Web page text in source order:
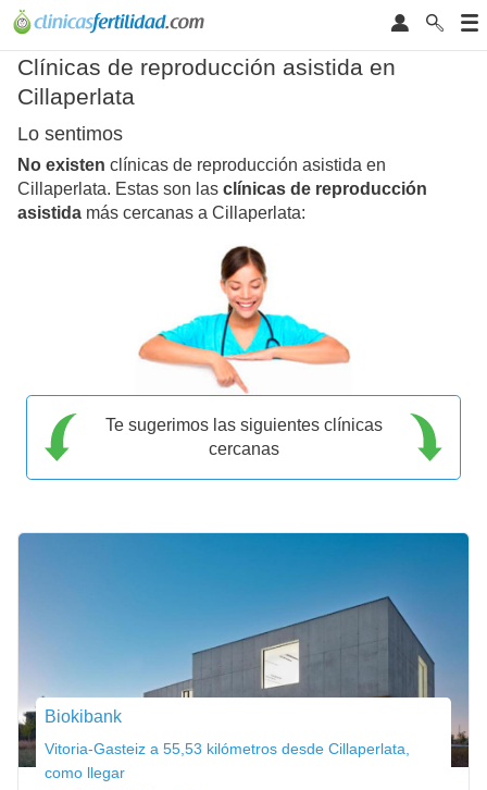
Clínicas de reproducción asistida en
Cillaperlata
Lo sentimos
No existen clínicas de reproducción asistida en
Cillaperlata. Estas son las clínicas de reproducción
asistida más cercanas a Cillaperlata:
Te sugerimos las siguientes clínicas
cercanas
Biokibank
Vitoria-Gasteiz a 55,53 kilómetros desde Cillaperlata,
como llegar